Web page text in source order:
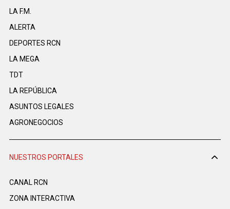
LA F.M.
ALERTA
DEPORTES RCN
LA MEGA
TDT
LA REPÚBLICA
ASUNTOS LEGALES
AGRONEGOCIOS
NUESTROS PORTALES
CANAL RCN
ZONA INTERACTIVA